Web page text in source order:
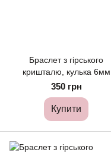
Браслет з гірського
кришталю, кулька 6мм
350 грн
Купити